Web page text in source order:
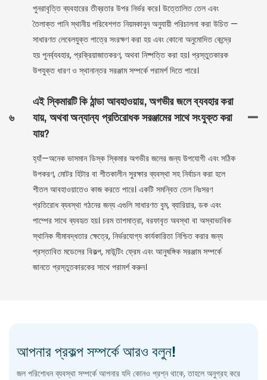
পুনরাবৃত্তি ব্যবহারের তীব্রতার উপর নির্ভর করে। উত্তোলিত তেল এবং
তৈলাক্ত পানি স্থানীয় পরিবেশগত নিয়মকানুন অনুযায়ী পরিচালনা করা উচিত —
সাধারণত লেবেলযুক্ত পাত্রে সংরক্ষণ করা হয় এবং কোনো অনুমোদিত কেন্দ্রে
হয় পুনর্ব্যবহার, প্রক্রিয়াজাতকরণ, অথবা নিষ্পত্তি করা হয়। প্রস্তুতকারক
উপযুক্ত ধারণ ও স্থানান্তর সরঞ্জাম সম্পর্কে পরামর্শ দিতে পারে।
৬
এই স্কিমারটি কি ঠান্ডা আবহাওয়ায়, অগভীর জলে ব্যবহার করা
যায়, অথবা অন্যান্য প্রতিরোধক সরঞ্জামের সাথে সংযুক্ত করা
যায়?
হ্যাঁ—অনেক ভাসমান ডিস্ক স্কিমার অগভীর জলের জন্য উপযোগী এবং সঠিক
উপকরণ, মোটর হিটার বা শীতকালীন সুরক্ষার ব্যবস্থা সহ নির্বাচন করা হলে
শীতল আবহাওয়াতেও কাজ করতে পারে। একটি সমন্বিত তেল নিঃসরণ
প্রতিরোধ ব্যবস্থা গঠনের জন্য এগুলি সাধারণত বুম, ব্যারিয়ার, ডক এবং
পাম্পের সাথে ব্যবহৃত হয়। চরম তাপমাত্রা, বরফাবৃত অবস্থা বা অস্বাভাবিক
স্থানিক সীমাবদ্ধতার ক্ষেত্রে, নির্ভরযোগ্য কার্যকারিতা নিশ্চিত করার জন্য
প্রস্তাবিত মডেলের বিকল্প, মাউন্টিং ফ্রেম এবং আনুষঙ্গিক সরঞ্জাম সম্পর্কে
জানতে প্রস্তুতকারকের সাথে পরামর্শ করুন।
আপনার প্রকল্প সম্পর্কে আরও বলুন!
জল পরিশোধন ব্যবস্থা সম্পর্কে আপনার যদি কোনও প্রশ্ন থাকে, তাহলে অনুগ্রহ করে